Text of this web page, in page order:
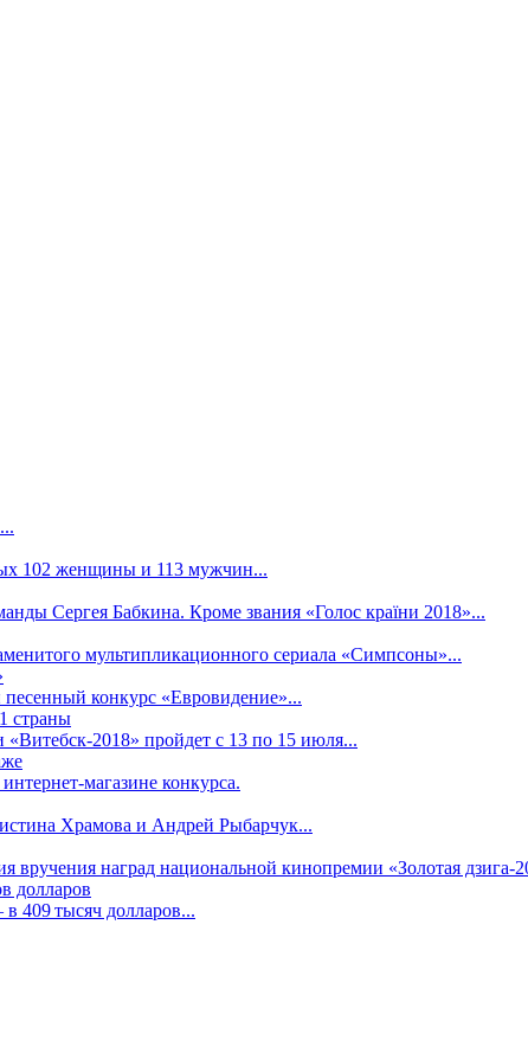
102 женщины и 113 мужчин...
Сергея Бабкина. Кроме звания «Голос країни 2018»...
мультипликационного сериала «Симпсоны»...
конкурс «Евровидение»...
страны
2018» пройдет с 13 по 15 июля...
магазине конкурса.
Храмова и Андрей Рыбарчук...
вручения наград национальной кинопремии «Золотая дзига-
долларов
409 тысяч долларов...